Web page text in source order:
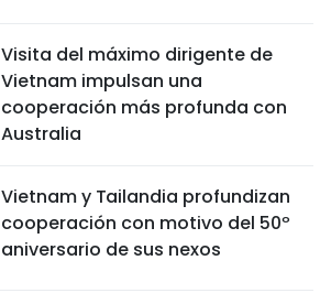
Visita del máximo dirigente de
Vietnam impulsan una
cooperación más profunda con
Australia
Vietnam y Tailandia profundizan
cooperación con motivo del 50º
aniversario de sus nexos